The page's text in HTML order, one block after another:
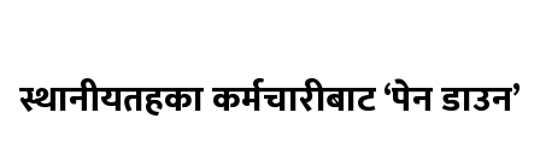
स्थानीयतहका कर्मचारीबाट ‘पेन डाउन’